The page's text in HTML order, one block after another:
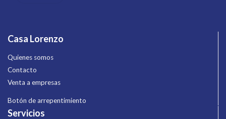
Casa Lorenzo
Quienes somos
Contacto
Venta a empresas
Botón de arrepentimiento
Servicios